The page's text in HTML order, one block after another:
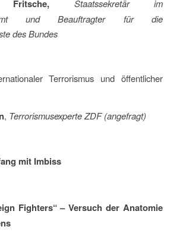
Fritsche, Staatssekretär im
und Beauftragter
für die
des Bundes
Terrorismus und öffentlicher
, Terrorismusexperte ZDF (angefragt)
mit Imbiss
Fighters“ – Versuch der Anatomie